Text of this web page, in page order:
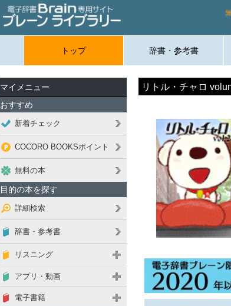
トップ 辞書・参考書
リトル・チャロ
マイメニュー
おすすめ
新着チェック
COCORO BOOKSポイント
無料の本
目的の本を探す
詳細検索
辞書・参考書
リスニング
アプリ・動画
電子書籍